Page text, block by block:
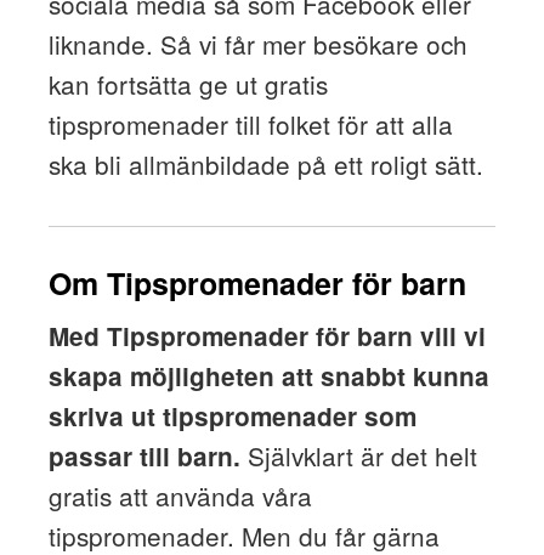
liknande. Så vi får mer besökare och
kan fortsätta ge ut gratis
tipspromenader till folket för att alla
ska bli allmänbildade på ett roligt sätt.
Om Tipspromenader för barn
Med Tipspromenader för barn vill vi
skapa möjligheten att snabbt kunna
skriva ut tipspromenader som
passar till barn. Självklart är det helt
gratis att använda våra
tipspromenader. Men du får gärna